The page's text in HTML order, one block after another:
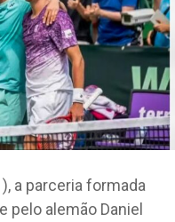
a parceria formada
pelo alemão Daniel